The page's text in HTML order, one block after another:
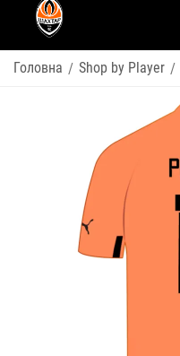
Головна / Shop by Player /